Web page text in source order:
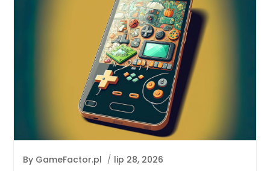
By GameFactor.pl / lip 28, 2026